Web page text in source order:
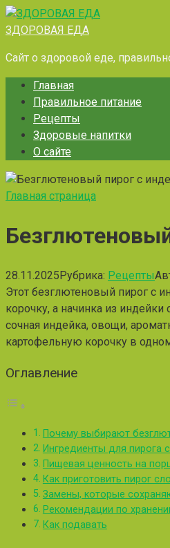
Перейти
к
ЗДОРОВАЯ ЕДА
Сайт о здоровой еде,
Главная
Правильное питание
Рецепты
Здоровые напитки
О сайте
Главная страница
28.11.2025Рубрика: Рецепты
Этот безглютеновый пирог с
корочку, а начинка из
сочная индейка, овощи,
картофельную корочку в
Оглавление
Почему выбирают
Ингредиенты для пирога
Пищевая ценность на
Как приготовить пирог
Замены, которые
Рекомендации по
Как подавать